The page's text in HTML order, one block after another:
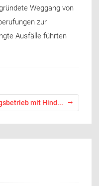
Weggang von
zur
Ausfälle führten
mit Hind...